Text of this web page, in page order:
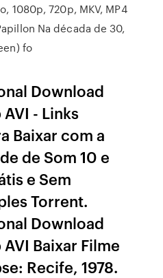
1080p, 720p, MKV, MP4
Na década de 30,
fo
Download
- Links
Baixar com a
de Som 10 e
e Sem
Torrent.
Download
Baixar Filme
Recife, 1978.